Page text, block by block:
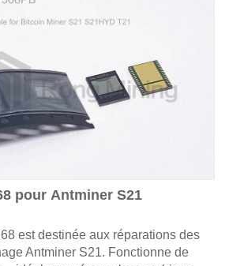
pour Antminer S21
est destinée aux réparations des
Antminer S21. Fonctionne de